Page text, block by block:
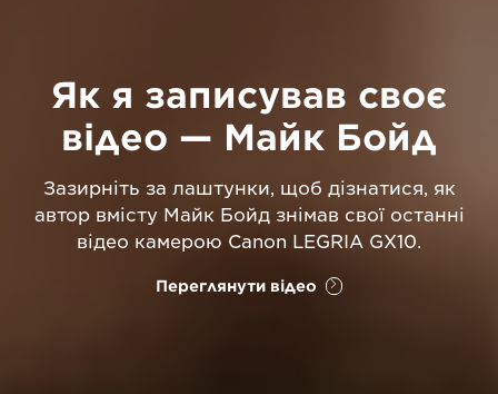
Як я записував своє
відео — Майк Бойд
Зазирніть за лаштунки, щоб дізнатися, як
автор вмісту Майк Бойд знімав свої останні
відео камерою Canon LEGRIA GX10.
Переглянути відео